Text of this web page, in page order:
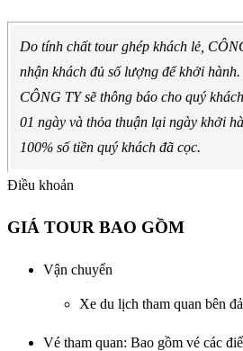
Do tính chất tour ghép khách lẻ,
nhận khách đủ số lượng để khởi
CÔNG TY sẽ thông báo cho quý
01 ngày và thỏa thuận lại ngày khởi
100% số tiền quý khách đã cọc.
Điều khoản
GIÁ TOUR BAO GỒM
Vận chuyển
Xe du lịch tham quan bên
Vé tham quan: Bao gồm vé các